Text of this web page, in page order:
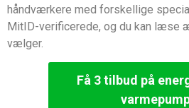
håndværkere med forskellige
MitID-verificerede, og du kan læse
vælger.
Få 3 tilbud på